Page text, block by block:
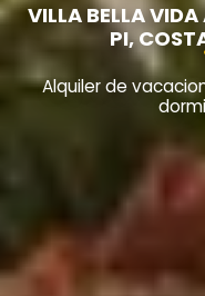
VILLA BELLA
PI,
Alquiler de